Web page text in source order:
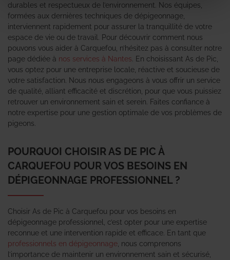
durables et respectueux de l’environnement. Nos équipes,
formées aux dernières techniques de dépigeonnage,
interviennent rapidement pour assurer la tranquillité de votre
espace de vie ou de travail. Pour découvrir comment nous
pouvons vous aider à Carquefou, n’hésitez pas à consulter notre
page dédiée à nos services à Nantes . En choisissant As de Pic,
vous optez pour une entreprise locale, réactive et soucieuse de
votre satisfaction. Nous nous engageons à vous offrir un service
de qualité, alliant efficacité et discrétion, pour que vous puissiez
retrouver un environnement sain et serein. Faites confiance à
notre expertise pour une gestion optimale de vos problèmes de
pigeons.
POURQUOI CHOISIR AS DE PIC À
CARQUEFOU POUR VOS BESOINS EN
DÉPIGEONNAGE PROFESSIONNEL ?
Choisir As de Pic à Carquefou pour vos besoins en
dépigeonnage professionnel, c’est opter pour une expertise
reconnue et une intervention rapide et efficace. En tant que
professionnels en dépigeonnage , nous comprenons
l’importance de maintenir un environnement sain et sécurisé,